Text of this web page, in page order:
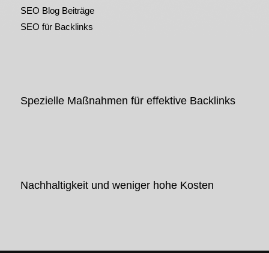
SEO Blog Beiträge
SEO für Backlinks
Spezielle Maßnahmen für effektive Backlinks
Nachhaltigkeit und weniger hohe Kosten